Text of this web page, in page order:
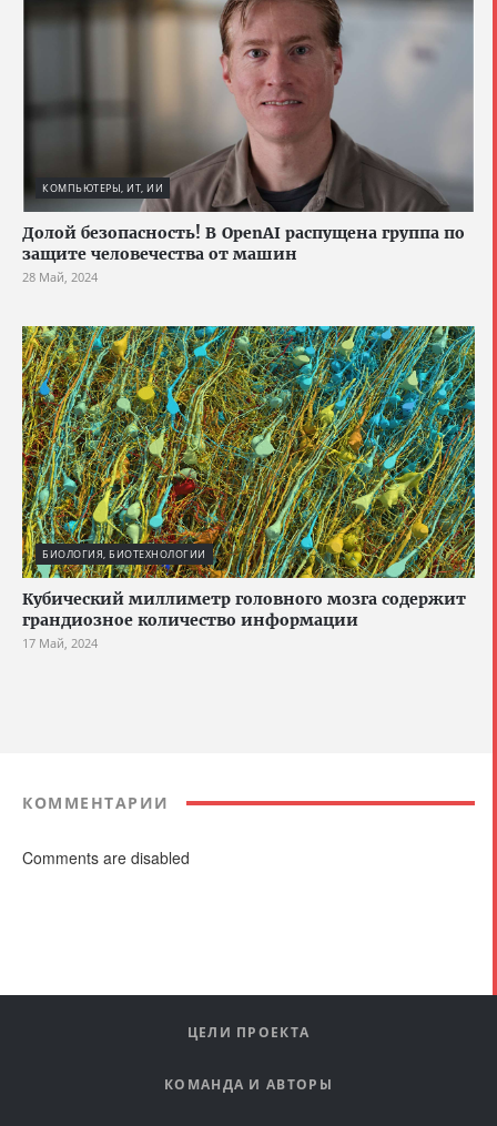
КОМПЬЮТЕРЫ, ИТ, ИИ
Долой безопасность! В OpenAI распущена группа по
защите человечества от машин
28 Май, 2024
БИОЛОГИЯ, БИОТЕХНОЛОГИИ
Кубический миллиметр головного мозга содержит
грандиозное количество информации
17 Май, 2024
КОММЕНТАРИИ
Comments are disabled
ЦЕЛИ ПРОЕКТА
КОМАНДА И АВТОРЫ